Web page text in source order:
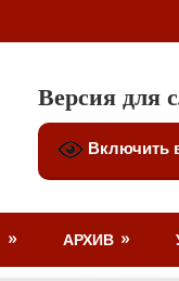
Версия для
Включить
АРХИВ